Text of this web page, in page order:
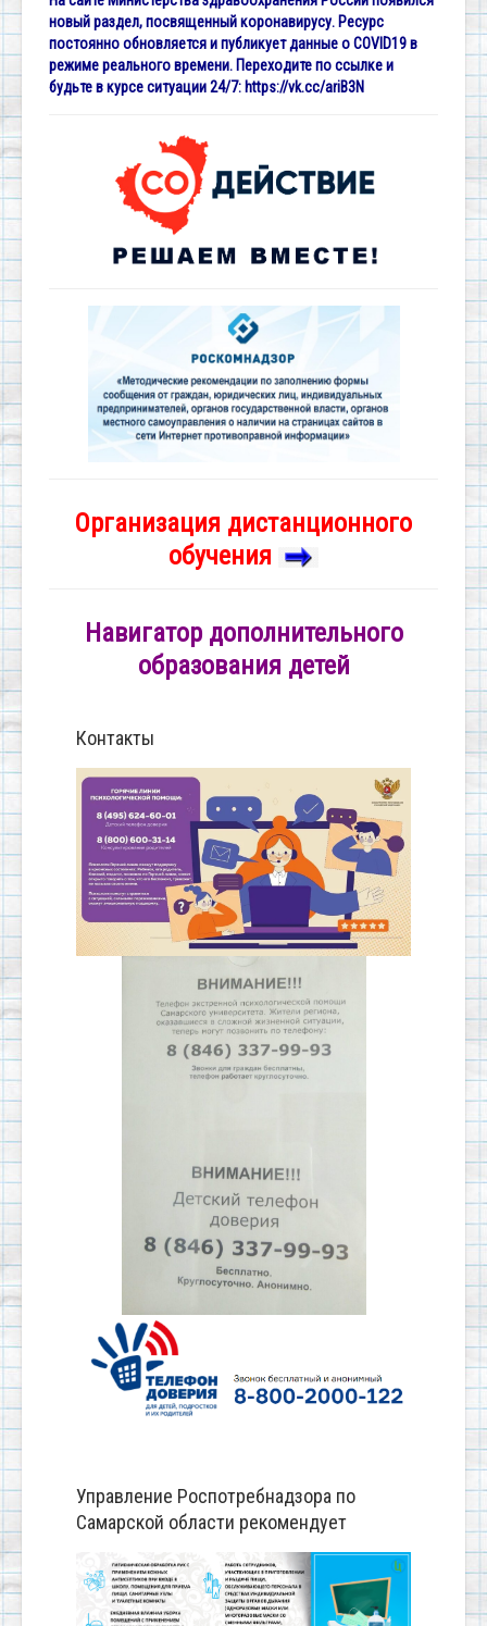
новый раздел, посвященный коронавирусу. Ресурс
постоянно обновляется и публикует данные о COVID19 в
режиме реального времени. Переходите по ссылке и
будьте в курсе ситуации 24/7: https://vk.cc/ariB3N
Организация дистанционного
обучения
Навигатор дополнительного
образования детей
Контакты
Управление Роспотребнадзора по
Самарской области рекомендует